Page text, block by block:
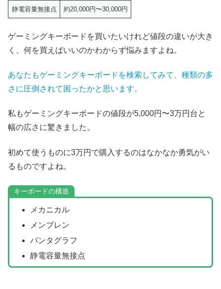
静電容量無接点 約20,000円〜30,000円
ゲーミングキーボードを買いたいけれど値段の違いが大き
く、何を買えばいいのかわからず悩みますよね。
あなたもゲーミングキーボードを検索してみて、種類の多
さに圧倒されて困ったかと思います。
私もゲーミングキーボードの値段が5,000円〜3万円台と
幅の広さに驚きました。
初めて使うものに3万円で購入するのはなかなか勇気がい
るものですよね。
キーボードの構造
メカニカル
メンブレン
パンタグラフ
静電容量無接点